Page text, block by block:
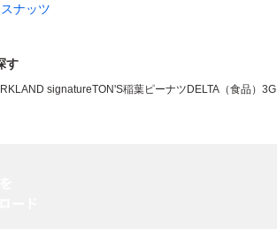
ナッツ
す
signatureTON'S稲葉ピーナツ DELTA（食品）